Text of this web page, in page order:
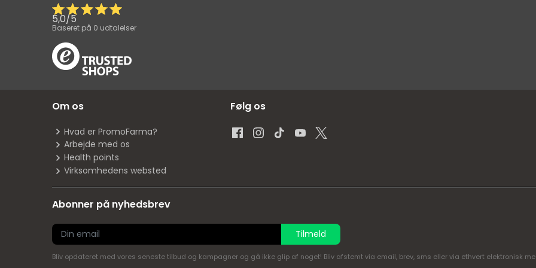
5,0/5
Baseret på 0 udtalelser
Om os
Hvad er PromoFarma?
Arbejde med os
Health points
Virksomhedens websted
Følg os
Abonner på nyhedsbrev
Tilmeld
Bliv opdateret med vores seneste tilbud og kampagner og gå ikke glip af noget! Bliv afstemt via email, brev, sms eller via ethvert elektronisk